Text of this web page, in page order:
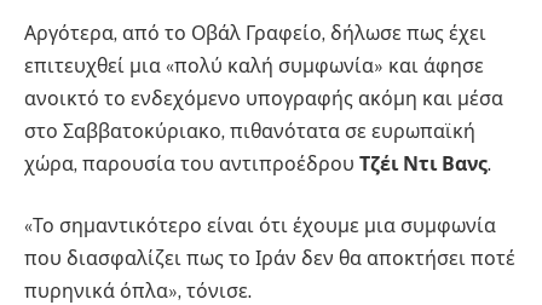
Αργότερα, από το Οβάλ Γραφείο, δήλωσε πως έχει
επιτευχθεί μια «πολύ καλή συμφωνία» και άφησε
ανοικτό το ενδεχόμενο υπογραφής ακόμη και μέσα
στο Σαββατοκύριακο, πιθανότατα σε ευρωπαϊκή
χώρα, παρουσία του αντιπροέδρου Τζέι Ντι Βανς.
«Το σημαντικότερο είναι ότι έχουμε μια συμφωνία
που διασφαλίζει πως το Ιράν δεν θα αποκτήσει ποτέ
πυρηνικά όπλα», τόνισε.